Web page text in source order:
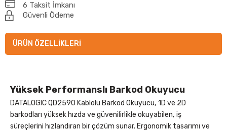
6 Taksit İmkanı
Güvenli Ödeme
ÜRÜN ÖZELLIKLERI
Yüksek Performanslı Barkod Okuyucu
DATALOGIC QD2590 Kablolu Barkod Okuyucu, 1D ve 2D
barkodları yüksek hızda ve güvenilirlikle okuyabilen, iş
süreçlerini hızlandıran bir çözüm sunar. Ergonomik tasarımı ve